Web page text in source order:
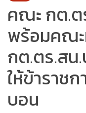
คณะ กต.ต
พร้อมคณ
กต.ตร.สน
ให้ข้าราช
บอน